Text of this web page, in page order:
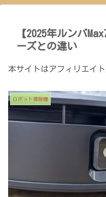
【2025年ルンバ
ーズとの違い
本サイトはアフィリエイ
ロボット掃除機